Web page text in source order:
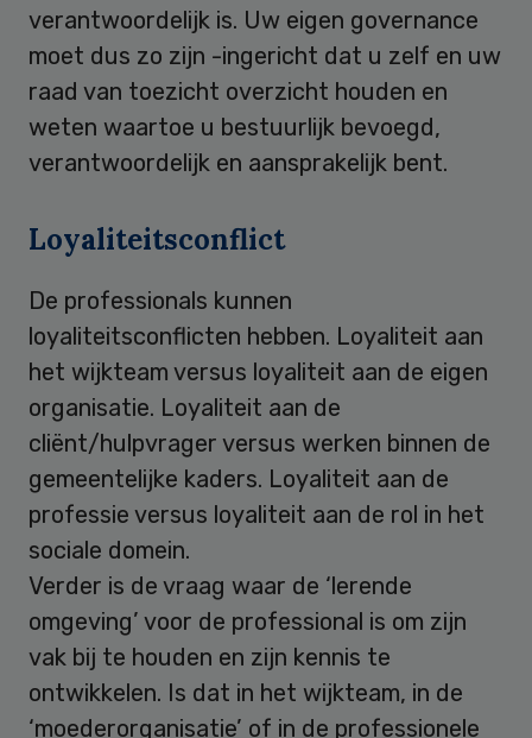
verantwoordelijk is. Uw eigen governance
moet dus zo zijn -ingericht dat u zelf en uw
raad van toezicht overzicht houden en
weten waartoe u bestuurlijk bevoegd,
verantwoordelijk en aansprakelijk bent.
Loyaliteitsconflict
De professionals kunnen
loyaliteitsconflicten hebben. Loyaliteit aan
het wijkteam versus loyaliteit aan de eigen
organisatie. Loyaliteit aan de
cliënt/hulpvrager versus werken binnen de
gemeentelijke kaders. Loyaliteit aan de
professie versus loyaliteit aan de rol in het
sociale domein.
Verder is de vraag waar de ‘lerende
omgeving’ voor de professional is om zijn
vak bij te houden en zijn kennis te
ontwikkelen. Is dat in het wijkteam, in de
‘moederorganisatie’ of in de professionele